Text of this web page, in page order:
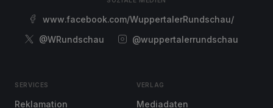
www.facebook.com/WuppertalerRundschau/
@WRundschau
@wuppertalerrundschau
SERVICES
Reklamation
VERLAG
Mediadaten